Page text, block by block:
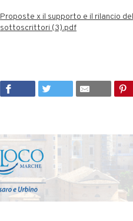
Proposte x il supporto e il rilancio
sottoscrittori (3).pdf